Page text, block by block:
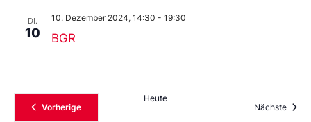
DI.
10 BGR
10. Dezember 2024, 14:30 - 19:30
VorherigeVeranstaltungen
Heute
Nächste